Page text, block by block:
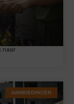
naar
AANBIEDINGEN